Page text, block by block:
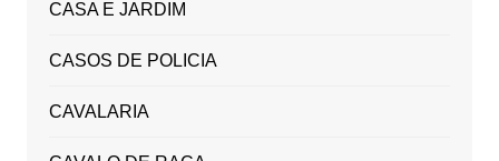
CASA E JARDIM
CASOS DE POLICIA
CAVALARIA